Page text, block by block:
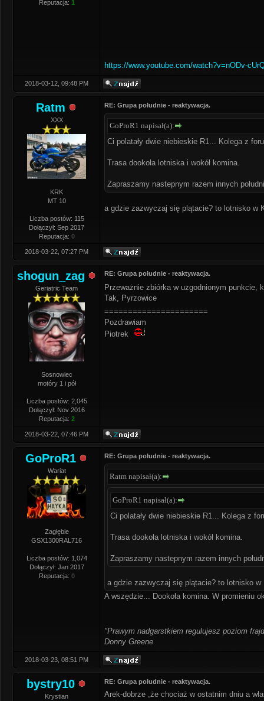
Reputacja: 1
https://www.youtube.com/watch?v=nODv-
2018-03-12, 09:48 PM
Ratm
XXX
KRK
MT 10
Liczba postów: 115
Dołączył: Sep 2017
Reputacja: 0
RE: Grupa południe - reaktywacja.
GoProR1 napisał(a):
Ci polatały dwie niebieskie R1... Kolega z
Trasa dookoła lotniska i wokół komina.
Zapraszamy nastepnym razem innych
a gdzie zazwyczaj się plątacie? to lotnisko w
2018-03-22, 07:27 PM
shogun_zag
Geriatric Team
Sosnowiec
motóry 1 i pół
Liczba postów: 2,045
Dołączył: Nov 2016
Reputacja: 2
RE: Grupa południe - reaktywacja.
Przeważnie zbiórka w uzgodnionym
Tak, Pyrzowice
======================
Pozdrawiam
Piotrek
2018-03-22, 07:46 PM
GoProR1
Wariat
Zagłębie
GSX1300RAL716
Liczba postów: 1,074
Dołączył: Jan 2017
Reputacja: 0
RE: Grupa południe - reaktywacja.
Ratm napisał(a):
GoProR1 napisał(a):
Ci polatały dwie niebieskie R1... Kolega z
Trasa dookoła lotniska i wokół komina.
Zapraszamy nastepnym razem innych
a gdzie zazwyczaj się plątacie? to lotnisko w
A wszędzie... Dookoła komina. W promieniu
"Prawym nadgarstkiem regulujesz poziom
Donny Greene
2018-03-23, 08:51 PM
bystry10
Krystian
RE: Grupa południe - reaktywacja.
Arek-dobrze ,że chociaż w ostatnim dniu a